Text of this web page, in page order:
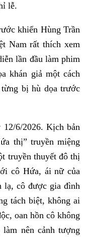
lễ.
khiến Hùng Trần
Nam rất thích xem
lần đầu làm phim
khán giả một cách
bị hù dọa trước
6/2026. Kịch bản
thị” truyền miệng
truyền thuyết đô thị
cô Hứa, ái nữ của
lạ, cô được gia đình
tách biệt, không ai
oan hồn cô không
nên cảnh tượng